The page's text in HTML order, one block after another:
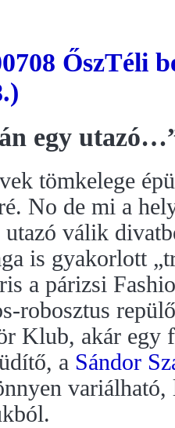
ŐszTéli
egy
tömkelege
No de mi a
utazó válik
is gyakorlott
a párizsi
robosztus
Klub, akár egy
a Sándor